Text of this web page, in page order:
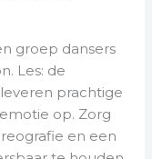
groep dansers
Les: de
prachtige
op. Zorg
en een